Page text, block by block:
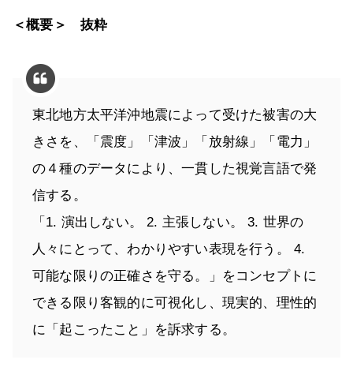
＜概要＞ 抜粋
東北地方太平洋沖地震によって受けた被害の大
きさを、「震度」「津波」「放射線」「電力」
の４種のデータにより、一貫した視覚言語で発
信する。
「1. 演出しない。 2. 主張しない。 3. 世界の
人々にとって、わかりやすい表現を行う。 4.
可能な限りの正確さを守る。」をコンセプトに
できる限り客観的に可視化し、現実的、理性的
に「起こったこと」を訴求する。